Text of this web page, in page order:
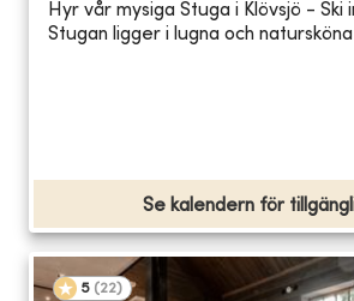
Hyr vår mysiga Stuga i Klövsjö - Ski
Stugan ligger i lugna och
Se kalendern för
5 (22)